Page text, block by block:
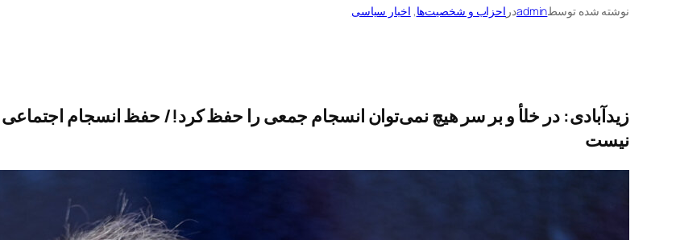
نوشته شده توسطadminدر احزاب و شخصیت‌ها, اخبار سیاسی
زیدآبادی: در خلأ و بر سر هیچ نمی‌توان انسجام جمعی را حفظ کرد!/ حفظ انسجام
نیست